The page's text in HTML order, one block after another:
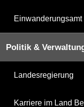
Einwanderungsamt
Politik &
Landesregierung
Karriere im Land